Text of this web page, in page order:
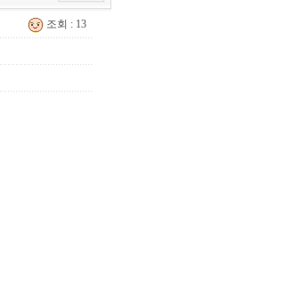
조회 : 13